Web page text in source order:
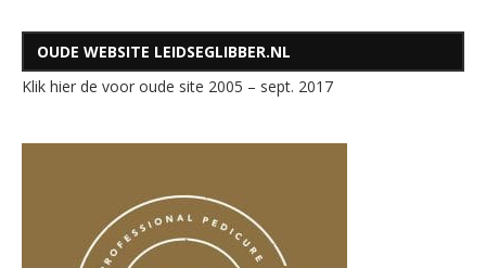
OUDE WEBSITE LEIDSEGLIBBER.NL
Klik hier de voor oude site 2005 – sept. 2017